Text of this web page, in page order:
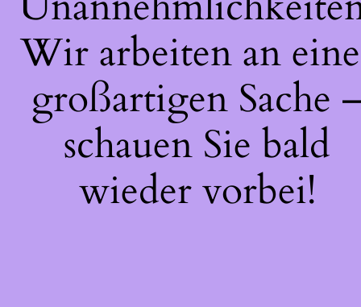
Wir arbeiten an
großartigen Sache
schauen Sie bald
wieder vorbei!